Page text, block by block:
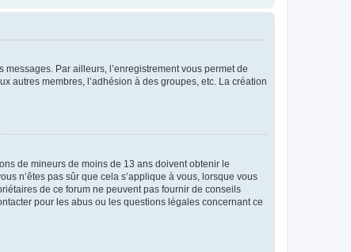
Par ailleurs, l’enregistrement vous permet de
autres membres, l’adhésion à des groupes, etc. La création
de mineurs de moins de 13 ans doivent obtenir le
n’êtes pas sûr que cela s’applique à vous, lorsque vous
de ce forum ne peuvent pas fournir de conseils
pour les abus ou les questions légales concernant ce